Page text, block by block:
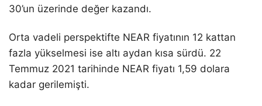
30’un üzerinde değer kazandı.
Orta vadeli perspektifte NEAR fiyatının 12 kattan
fazla yükselmesi ise altı aydan kısa sürdü. 22
Temmuz 2021 tarihinde NEAR fiyatı 1,59 dolara
kadar gerilemişti.